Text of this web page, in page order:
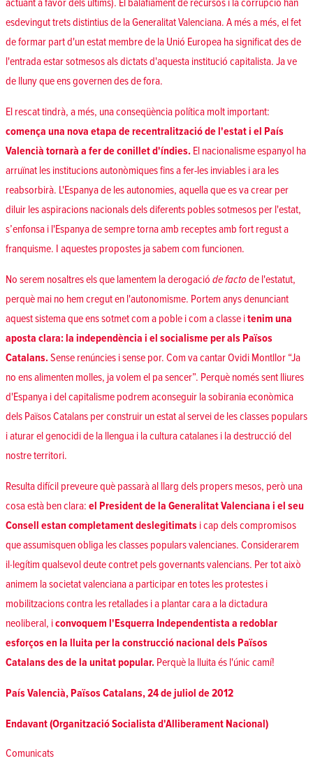
actuant a favor dels últims). El balafiament de recursos i la corrupció han
esdevingut trets distintius de la Generalitat Valenciana. A més a més, el fet
de formar part d'un estat membre de la Unió Europea ha significat des de
l'entrada estar sotmesos als dictats d'aquesta institució capitalista. Ja ve
de lluny que ens governen des de fora.
El rescat tindrà, a més, una conseqüència política molt important:
comença una nova etapa de recentralització de l'estat i el País
Valencià tornarà a fer de conillet d'índies. El nacionalisme espanyol ha
arruïnat les institucions autonòmiques fins a fer-les inviables i ara les
reabsorbirà. L'Espanya de les autonomies, aquella que es va crear per
diluir les aspiracions nacionals dels diferents pobles sotmesos per l'estat,
s’enfonsa i l'Espanya de sempre torna amb receptes amb fort regust a
franquisme. I aquestes propostes ja sabem com funcionen.
No serem nosaltres els que lamentem la derogació de facto de l'estatut,
perquè mai no hem cregut en l'autonomisme. Portem anys denunciant
aquest sistema que ens sotmet com a poble i com a classe itenim una
aposta clara: la independència i el socialisme per als Països
Catalans.Sense renúncies i sense por. Com va cantar Ovidi Montllor “Ja
no ens alimenten molles, ja volem el pa sencer”. Perquè només sent lliures
d'Espanya i del capitalisme podrem aconseguir la sobirania econòmica
dels Països Catalans per construir un estat al servei de les classes populars
i aturar el genocidi de la llengua i la cultura catalanes i la destrucció del
nostre territori.
Resulta difícil preveure què passarà al llarg dels propers mesos, però una
cosa està ben clara: el President de la Generalitat Valenciana i el seu
Consell estan completament deslegitimats i cap dels compromisos
que assumisquen obliga les classes populars valencianes. Considerarem
il·legítim qualsevol deute contret pels governants valencians. Per tot això
animem la societat valenciana a participar en totes les protestes i
mobilitzacions contra les retallades i a plantar cara a la dictadura
neoliberal, iconvoquem l'Esquerra Independentista a redoblar
esforços en la lluita per la construcció nacional dels Països
Catalans des de la unitat popular. Perquè la lluita és l'únic camí!
País Valencià, Països Catalans, 24 de juliol de 2012
Endavant (Organització Socialista d'Alliberament Nacional)
Posted in
Comunicats